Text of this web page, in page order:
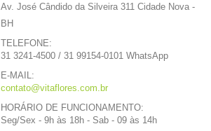
Av. José Cândido da Silveira 311 Cidade Nova -
BH
TELEFONE:
31 3241-4500 / 31 99154-0101 WhatsApp
E-MAIL:
contato@vitaflores.com.br
HORÁRIO DE FUNCIONAMENTO:
Seg/Sex - 9h às 18h - Sab - 09 às 14h